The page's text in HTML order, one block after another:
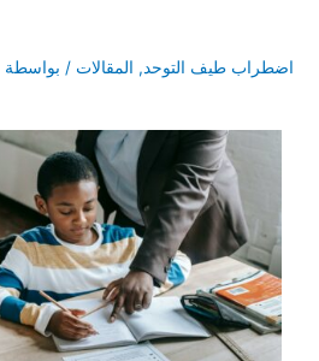
اضطراب طيف التوحد, المقالات / بواسطة